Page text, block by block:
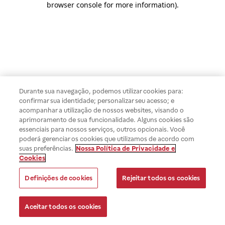
browser console for more information).
Durante sua navegação, podemos utilizar cookies para:
confirmar sua identidade; personalizar seu acesso; e
acompanhar a utilização de nossos websites, visando o
aprimoramento de sua funcionalidade. Alguns cookies são
essenciais para nossos serviços, outros opcionais. Você
poderá gerenciar os cookies que utilizamos de acordo com
suas preferências. Nossa Política de Privacidade e
Cookies
Definições de cookies Rejeitar todos os cookies
Aceitar todos os cookies